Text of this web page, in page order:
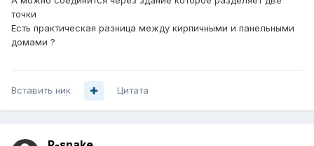
точки
Есть практическая разница между кирпичными и панельными
домами ?
Вставить ник Цитата